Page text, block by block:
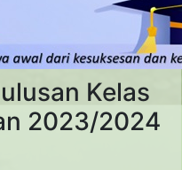
Kelas
2023/2024